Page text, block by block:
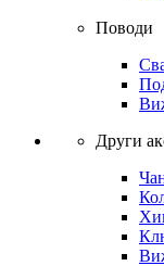
Поводи
Други